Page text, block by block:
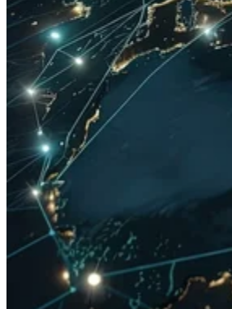
Profilage des
Tests de
personnalisés
Biospécimens de
Mener des essais multi-
monde entier
Nos services NGS soutiennent la recherche
compris les études multi-sites, menées